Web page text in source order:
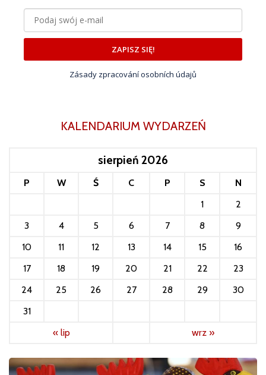
ZAPISZ SIĘ!
Zásady zpracování osobních údajů
KALENDARIUM WYDARZEŃ
sierpień 2026
P W Ś C P S
N
1
2
3
4 5 6 7 8
9
10
11 12 13 14 15
16
17
18 19 20 21 22
23
24
25 26 27 28 29
30
31
« lip
wrz »